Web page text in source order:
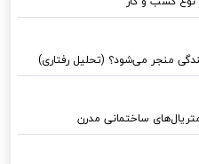
منجر می‌شود؟ (تحلیل رفتاری)
ساختمانی مدرن